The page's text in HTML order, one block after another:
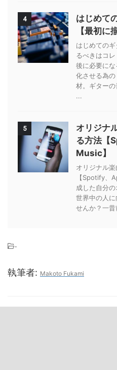
4
はじめて
【最初に
はじめての
るべきはコ
後に必要に
化させる為
材。ギター
...
5
オリジナ
る方法【
Music】
オリジナル
【Spotify、
成した自分
世界中の人
せんか？一
-
執筆者: Makoto Fukami